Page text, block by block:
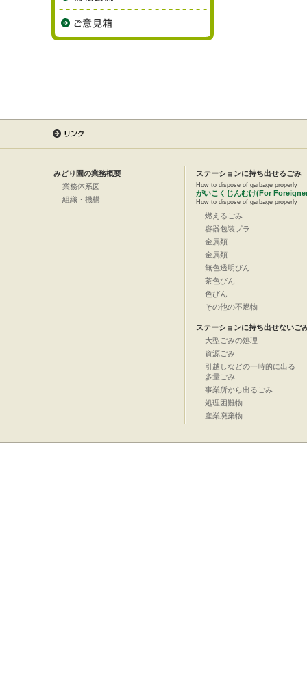
みどり園の業務概要
業務体系図
組織・機構
ステーションに持ち出せるごみ
How to dispose of garbage properly
がいこくじんむけ(For
How to dispose of garbage properly
燃えるごみ
容器包装プラ
金属類
金属類
無色透明びん
茶色びん
色びん
その他の不燃物
ステーションに持ち出せないご
大型ごみの処理
資源ごみ
引越しなどの一時的に出る
多量ごみ
事業所から出るごみ
処理困難物
産業廃棄物